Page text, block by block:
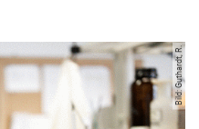
Bild: Guthardt, R.